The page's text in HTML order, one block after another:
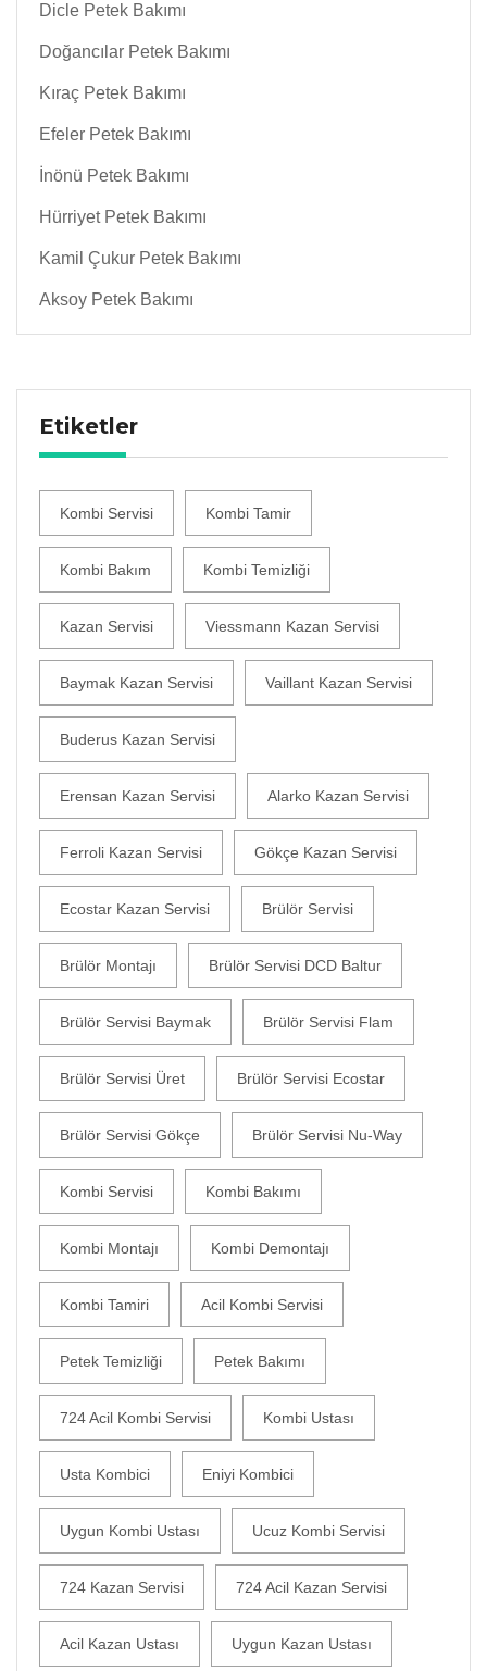
Dicle Petek Bakımı
Doğancılar Petek Bakımı
Kıraç Petek Bakımı
Efeler Petek Bakımı
İnönü Petek Bakımı
Hürriyet Petek Bakımı
Kamil Çukur Petek Bakımı
Aksoy Petek Bakımı
Etiketler
Kombi Servisi Kombi Tamir
Kombi Bakım Kombi Temizliği
Kazan Servisi Viessmann Kazan Servisi
Baymak Kazan Servisi Vaillant Kazan Servisi
Buderus Kazan Servisi
Erensan Kazan Servisi Alarko Kazan Servisi
Ferroli Kazan Servisi Gökçe Kazan Servisi
Ecostar Kazan Servisi Brülör Servisi
Brülör Montajı Brülör Servisi DCD Baltur
Brülör Servisi Baymak Brülör Servisi Flam
Brülör Servisi Üret Brülör Servisi Ecostar
Brülör Servisi Gökçe Brülör Servisi Nu-Way
Kombi Servisi Kombi Bakımı
Kombi Montajı Kombi Demontajı
Kombi Tamiri Acil Kombi Servisi
Petek Temizliği Petek Bakımı
724 Acil Kombi Servisi Kombi Ustası
Usta Kombici Eniyi Kombici
Uygun Kombi Ustası Ucuz Kombi Servisi
724 Kazan Servisi 724 Acil Kazan Servisi
Acil Kazan Ustası Uygun Kazan Ustası